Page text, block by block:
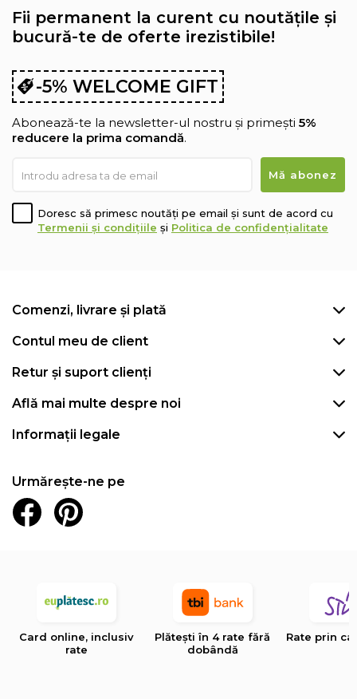
Fii permanent la curent cu noutățile și
bucură-te de oferte irezistibile!
-5% WELCOME GIFT
Abonează-te la newsletter-ul nostru și primești 5%
reducere la prima comandă.
Doresc să primesc noutăți pe email și sunt de acord cu
Termenii și condițiile și Politica de confidențialitate
Comenzi, livrare și plată
Contul meu de client
Retur și suport clienți
Află mai multe despre noi
Informații legale
Urmărește-ne pe
Card online, inclusiv
rate
Plătești în 4 rate fără
dobândă
Rate prin